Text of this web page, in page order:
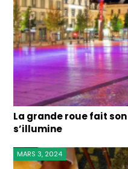
La grande roue fait
s’illumine
MARS 3, 2024